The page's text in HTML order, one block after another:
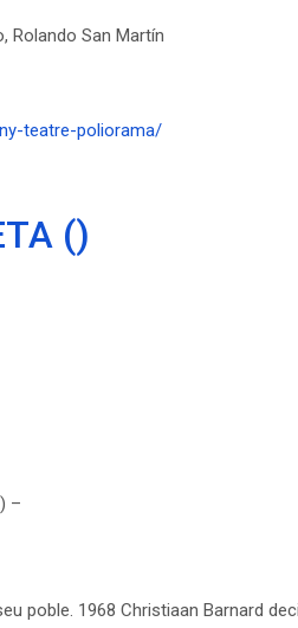
Rolando San Martín
teatre-poliorama/
()
–
poble. 1968 Christiaan Barnard